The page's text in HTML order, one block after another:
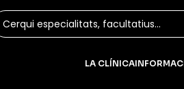
LA CLÍNICA